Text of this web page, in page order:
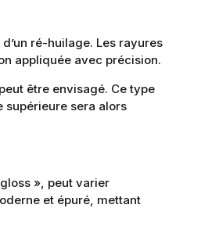
ré-huilage. Les rayures
appliquée avec précision.
être envisagé. Ce type
supérieure sera alors
», peut varier
et épuré, mettant